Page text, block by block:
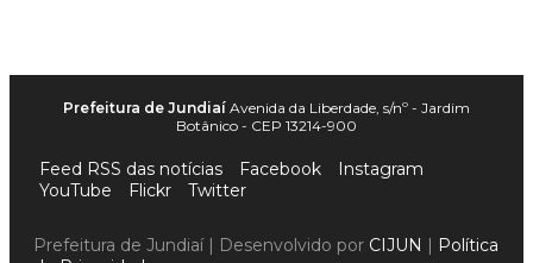
Prefeitura de Jundiaí Avenida da Liberdade, s/nº - Jardim
Botânico - CEP 13214-900
Feed RSS das notícias Facebook
Instagram
YouTube
Flickr Twitter
Prefeitura de Jundiaí | Desenvolvido por CIJUN | Política